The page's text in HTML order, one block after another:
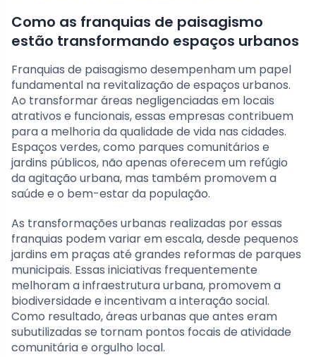
Como as franquias de paisagismo
estão transformando espaços urbanos
Franquias de paisagismo desempenham um papel
fundamental na revitalização de espaços urbanos.
Ao transformar áreas negligenciadas em locais
atrativos e funcionais, essas empresas contribuem
para a melhoria da qualidade de vida nas cidades.
Espaços verdes, como parques comunitários e
jardins públicos, não apenas oferecem um refúgio
da agitação urbana, mas também promovem a
saúde e o bem-estar da população.
As transformações urbanas realizadas por essas
franquias podem variar em escala, desde pequenos
jardins em praças até grandes reformas de parques
municipais. Essas iniciativas frequentemente
melhoram a infraestrutura urbana, promovem a
biodiversidade e incentivam a interação social.
Como resultado, áreas urbanas que antes eram
subutilizadas se tornam pontos focais de atividade
comunitária e orgulho local.